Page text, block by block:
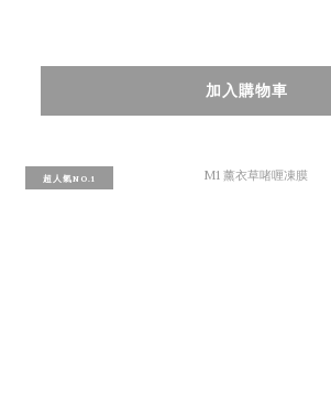
加入購物車
超人氣NO.1